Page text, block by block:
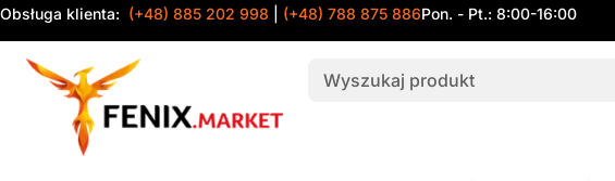
Obsługa klienta: (+48) 885 202 998 (+48) 788 875 886Pon. - Pt.: 8:00-16:00